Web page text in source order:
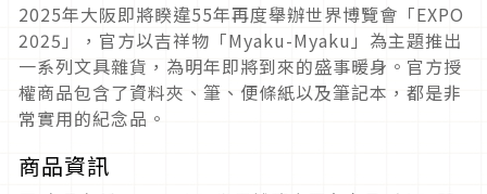
2025年大阪即將睽違55年再度舉辦世界博覽會「EXPO
2025」，官方以吉祥物「Myaku-Myaku」為主題推出
一系列文具雜貨，為明年即將到來的盛事暖身。官方授
權商品包含了資料夾、筆、便條紙以及筆記本，都是非
常實用的紀念品。
商品資訊